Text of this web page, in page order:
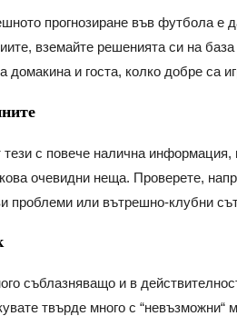
прогнозиране във футбола
вземайте решенията си на
и госта, колко добре са
с повече налична
очевидни неща. Проверете,
проблеми или вътрешно-клубни
съблазняващо и в
твърде много с